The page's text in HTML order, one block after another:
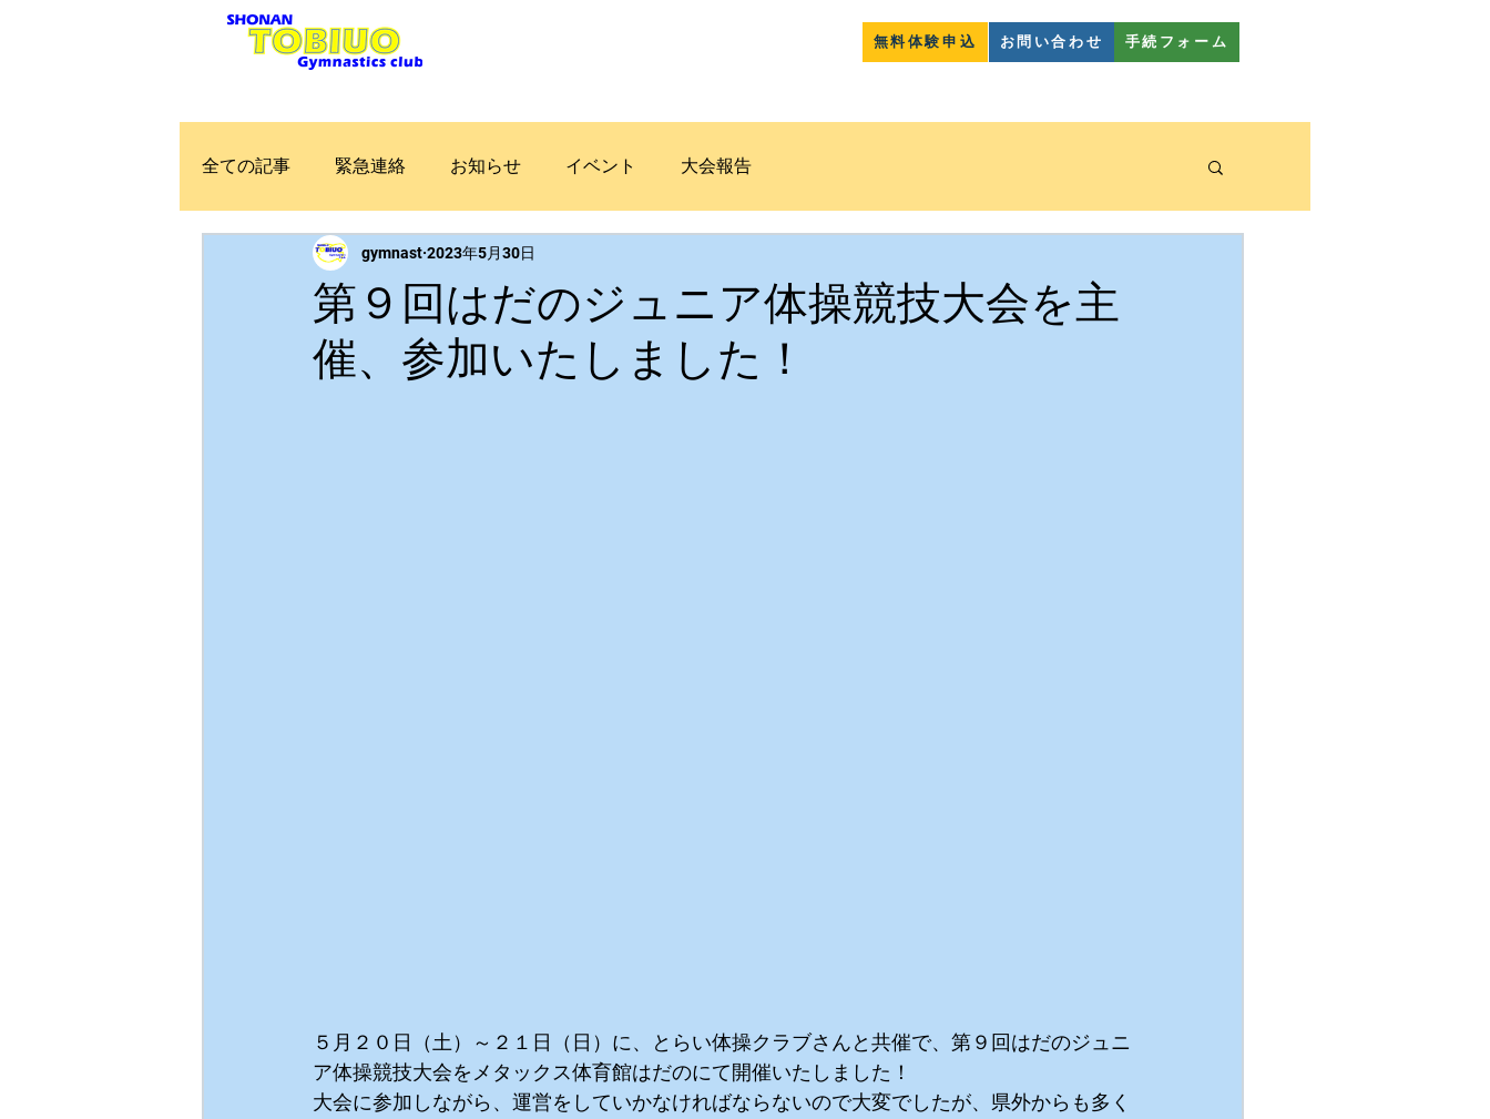
無料体験申込 お問い合わせ 手続フォーム
全ての記事 緊急連絡 お知らせ イベント 大会報告
第９回はだのジュニア体操競技大会を主
催、参加いたしました！
gymnast 2023年5月30日
５月２０日（土）～２１日（日）に、とらい体操クラブさんと共催で、第９回はだのジュニ
ア体操競技大会をメタックス体育館はだのにて開催いたしました！
大会に参加しながら、運営をしていかなければならないので大変でしたが、県外からも多く